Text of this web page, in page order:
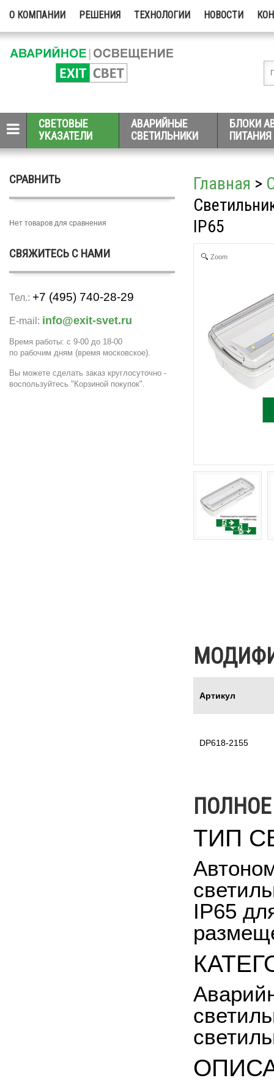
О КОМПАНИИ РЕШЕНИЯ ТЕХНОЛОГИИ НОВОСТИ
СВЕТОВЫЕ
УКАЗАТЕЛИ
АВАРИЙНЫЕ
СВЕТИЛЬНИКИ
БЛОКИ
ПИТАНИЯ
СРАВНИТЬ
Нет товаров для сравнения
СВЯЖИТЕСЬ С НАМИ
Тел.: +7 (495) 740-28-29
E-mail: info@exit-svet.ru
Время работы: с 9-00 до 18-00
по рабочим дням (время московское).
Вы можете сделать заказ круглосуточно -
воспользуйтесь "Корзиной покупок".
Главная >
IP65
Zoom
Артикул
DP618-2155
ТИП
IP65